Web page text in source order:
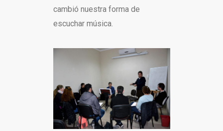
cambió nuestra forma de
escuchar música.